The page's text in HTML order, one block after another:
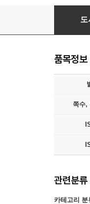
A.I.
품목정보
쪽수,
관련분류
카테고리 분